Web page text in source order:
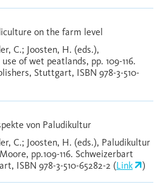
on the farm level
C.; Joosten, H. (eds.),
of wet peatlands, pp. 109-116.
Stuttgart, ISBN 978-3-510-
von Paludikultur
C.; Joosten, H. (eds.), Paludikultur
pp.109-116. Schweizerbart
ISBN 978-3-510-65282-2 (Link )